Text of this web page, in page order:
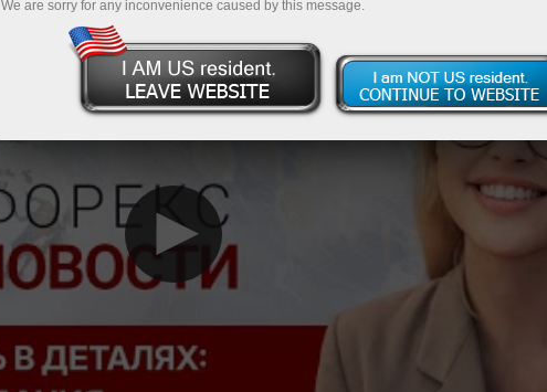
We are sorry for any inconvenience caused by this message.